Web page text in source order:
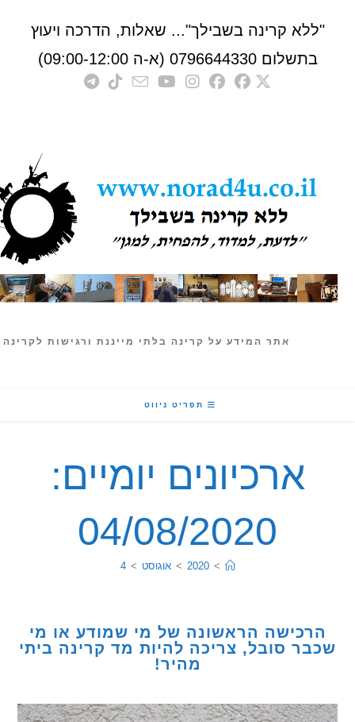
קרינה בשבילך"... שאלות, הדרכה ויעוץ
0796644330 (א-ה 09:00-12:00)
אתר המידע על קרינה בלתי מייננת ורגישות לקרינה
תפריט ניווט
ארכיונים יומיים:
04/08/2020
2020
> אוגוסט >
4
הראשונה של מי שמודע או מי
סובל, צריכה להיות מד קרינה ביתי
מהיר!